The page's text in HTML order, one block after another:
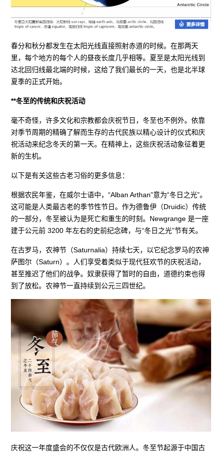
春分和秋分都发生在太阳光线直接照射赤道的时候。在那两天
里，每个地方的每个人的昼夜长度几乎相等。夏至是太阳光线到
达北回归线最北端的时候，这给了我们最长的一天，也是北半球
夏季的正式开始。
**冬至的传统和庆祝活动
毫不奇怪，许多文化和宗教都会庆祝节日，冬至也不例外。依靠
对季节周期的精确了解而生存的古代民族以精心设计的仪式和庆
祝活动来纪念冬天的第一天。在精神上，这些庆祝活动象征着更
新的生机。
以下是有关这些古老习俗的更多信息：
根据农民年鉴，在威尔士语中，“Alban Arthan”意为“冬日之光”。
这可能是人类最古老的季节性节日。作为德鲁伊（Druidic）传统
的一部分，冬至被认为是死亡和重生的时刻。Newgrange 是一座
建于公元前 3200 年左右的史前纪念碑，与“冬日之光”节有关。
在古罗马，农神节（Saturnalia）持续七天，以它纪念罗马的农神
萨图尔（Saturn）。人们享受着类似于现代狂欢节的庆祝活动，
甚至推迟了他们的战争。奴隶获得了暂时的自由，道德约束也得
到了放松。农神节一直持续到公元三四世纪。
庆祝这一年度盛会的不仅仅是古代欧洲人。冬至节起源于中国古